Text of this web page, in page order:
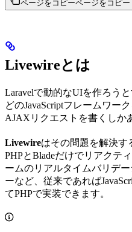
ページをコピーページをコピー
Livewireとは
Laravelで動的なUIを作ろう
どのJavaScriptフレームワー
AJAXリクエストを書くしか
Livewireはその問題を解決す
PHPとBladeだけでリアクテ
ームのリアルタイムバリデ
ーなど、従来であれば
てPHPで実装できます。